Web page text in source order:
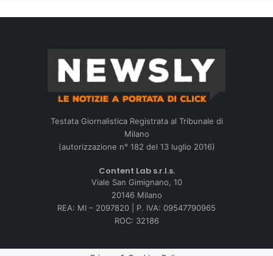
Testata Giornalistica Registrata al Tribunale di
Milano
(autorizzazione n° 182 del 13 luglio 2016)
Content Lab s.r.l.s.
Viale San Gimignano, 10
20146 Milano
REA: MI – 2097820 | P. IVA: 09547790965
ROC: 32186